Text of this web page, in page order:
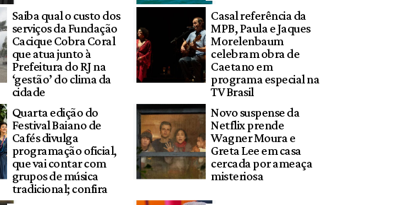
Saiba qual o custo dos
serviços da Fundação
Cacique Cobra Coral
que atua junto à
Prefeitura do RJ na
‘gestão’ do clima da
cidade
Casal referência da
MPB, Paula e Jaques
Morelenbaum
celebram obra de
Caetano em
programa especial na
TV Brasil
Quarta edição do
Festival Baiano de
Cafés divulga
programação oficial,
que vai contar com
grupos de música
tradicional; confira
Novo suspense da
Netflix prende
Wagner Moura e
Greta Lee em casa
cercada por ameaça
misteriosa